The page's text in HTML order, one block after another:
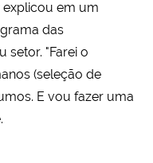
em um
das
setor. "Farei o
(seleção de
E vou fazer uma